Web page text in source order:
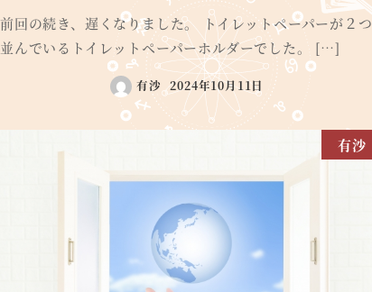
前回の続き、遅くなりました。 トイレットペーパーが２つ
並んでいるトイレットペーパーホルダーでした。 […]
有沙 2024年10月11日
有沙